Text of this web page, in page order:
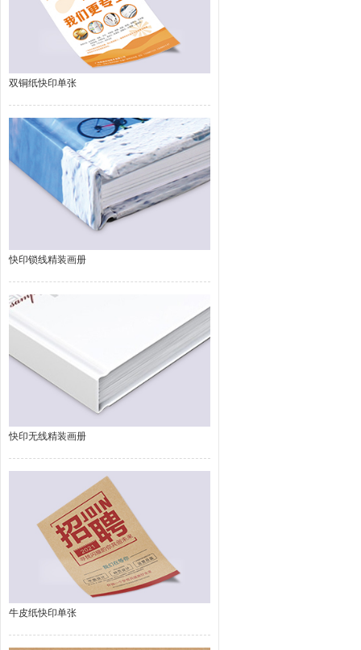
双铜纸快印单张
快印锁线精装画册
快印无线精装画册
牛皮纸快印单张